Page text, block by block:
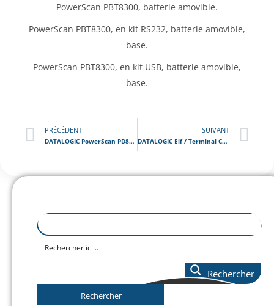
PowerScan PBT8300, batterie amovible.
PowerScan PBT8300, en kit RS232, batterie amovible,
base.
PowerScan PBT8300, en kit USB, batterie amovible,
base.
PRÉCÉDENT
DATALOGIC PowerScan PD8590 DPM / Scanner Code Barre Filaire
SUIVANT
DATALOGIC Elf / Terminal Code Barre Portable
Rechercher
Rechercher